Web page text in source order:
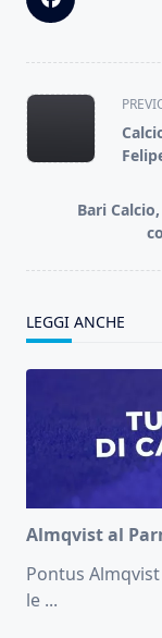
<span
class="nav-
subtitle
reader-
text">Page</
Bari
LEGGI ANCHE
Almqvist al
Pontus
le ...